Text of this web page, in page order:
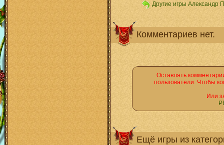
Другие игры Александр
Комментариев нет.
Оставлять
пользователи. Чтобы
Или
Ещё игры из